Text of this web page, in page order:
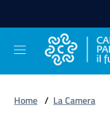
Home / La Camera